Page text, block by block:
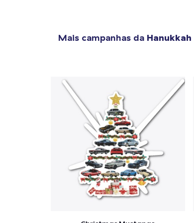
Mais campanhas da Hanukkah